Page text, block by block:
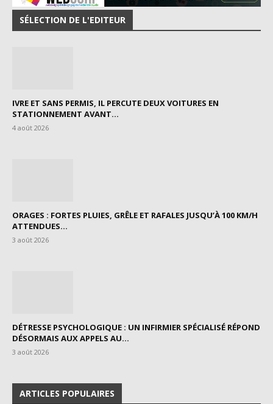
SÉLECTION DE L'EDITEUR
IVRE ET SANS PERMIS, IL PERCUTE DEUX VOITURES EN
STATIONNEMENT AVANT...
4 août 2026
ORAGES : FORTES PLUIES, GRÊLE ET RAFALES JUSQU’À 100 KM/H
ATTENDUES...
3 août 2026
DÉTRESSE PSYCHOLOGIQUE : UN INFIRMIER SPÉCIALISÉ RÉPOND
DÉSORMAIS AUX APPELS AU...
3 août 2026
ARTICLES POPULAIRES